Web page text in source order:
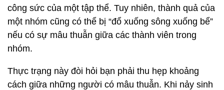
công sức của một tập thể. Tuy nhiên, thành quả của
một nhóm cũng có thể bị “đổ xuống sông xuống bể”
nếu có sự mâu thuẫn giữa các thành viên trong
nhóm.
Thực trạng này đòi hỏi bạn phải thu hẹp khoảng
cách giữa những người có mâu thuẫn. Khi nảy sinh